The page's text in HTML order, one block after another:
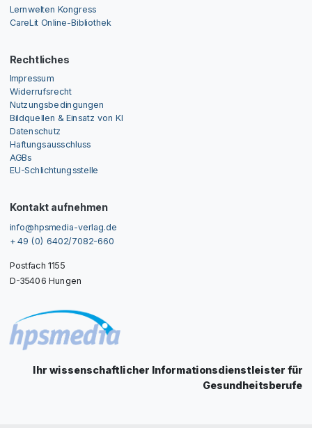
Lernwelten Kongress
CareLit Online-Bibliothek
Rechtliches
Impressum
Widerrufsrecht
Nutzungsbedingungen
Bildquellen & Einsatz von KI
Datenschutz
Haftungsausschluss
AGBs
EU-Schlichtungsstelle
Kontakt aufnehmen
info@hpsmedia-verlag.de
+ 49 (0) 6402/7082-660
Postfach 1155
D-35406 Hungen
Ihr wissenschaftlicher Informationsdienstleister für
Gesundheitsberufe